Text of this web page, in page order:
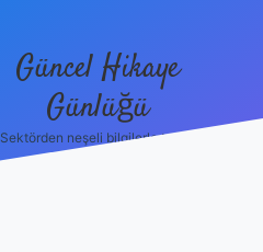
Güncel Hikaye
Günlüğü
Sektörden neşeli bilgilerle tanış!